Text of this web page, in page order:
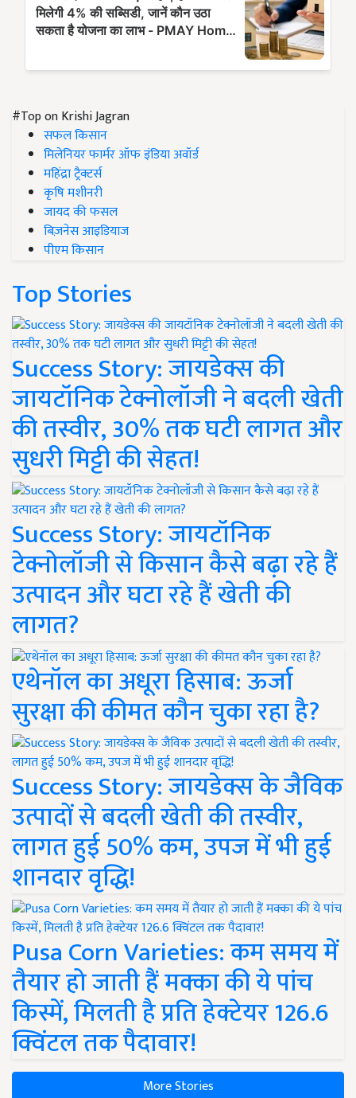
#Top on Krishi Jagran
सफल किसान
मिलेनियर फार्मर ऑफ इंडिया अवॉर्ड
महिंद्रा ट्रैक्टर्स
कृषि मशीनरी
जायद की फसल
बिज़नेस आइडियाज
पीएम किसान
Top Stories
Success Story: जायडेक्स की
जायटॉनिक टेक्नोलॉजी ने बदली खेती
की तस्वीर, 30% तक घटी लागत और
सुधरी मिट्टी की सेहत!
Success Story: जायटॉनिक
टेक्नोलॉजी से किसान कैसे बढ़ा रहे हैं
उत्पादन और घटा रहे हैं खेती की
लागत?
एथेनॉल का अधूरा हिसाब: ऊर्जा
सुरक्षा की कीमत कौन चुका रहा है?
Success Story: जायडेक्स के जैविक
उत्पादों से बदली खेती की तस्वीर,
लागत हुई 50% कम, उपज में भी हुई
शानदार वृद्धि!
Pusa Corn Varieties: कम समय में
तैयार हो जाती हैं मक्का की ये पांच
किस्में, मिलती है प्रति हेक्टेयर 126.6
क्विंटल तक पैदावार!
More Stories